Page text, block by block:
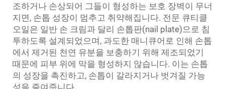
조하거나 손상되어 그들이 형성하는 보호 장벽이 무너
지면, 손톱 성장이 멈추고 취약해집니다. 전문 큐티클
오일은 일반 손 크림과 달리 손톱판(nail plate)으로 침
투하도록 설계되었으며, 과도한 매니큐어로 인해 손톱
에서 제거된 천연 유분을 보충하기 위해 제조되었기
때문에 피부 위에 막을 형성하지 않습니다. 이는 손톱
의 성장을 촉진하고, 손톱이 갈라지거나 벗겨질 가능
성을 줄여줍니다.